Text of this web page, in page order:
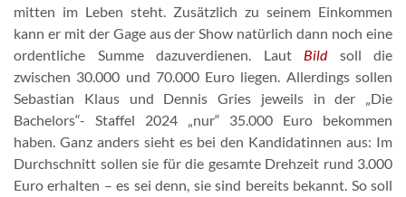
mitten im Leben steht. Zusätzlich zu seinem Einkommen
kann er mit der Gage aus der Show natürlich dann noch eine
ordentliche Summe dazuverdienen. Laut Bild
soll die
zwischen 30.000 und 70.000 Euro liegen. Allerdings sollen
Sebastian Klaus und Dennis Gries jeweils in der „Die
Bachelors“- Staffel 2024 „nur“ 35.000 Euro bekommen
haben. Ganz anders sieht es bei den Kandidatinnen aus: Im
Durchschnitt sollen sie für die gesamte Drehzeit rund 3.000
Euro erhalten – es sei denn, sie sind bereits bekannt. So soll